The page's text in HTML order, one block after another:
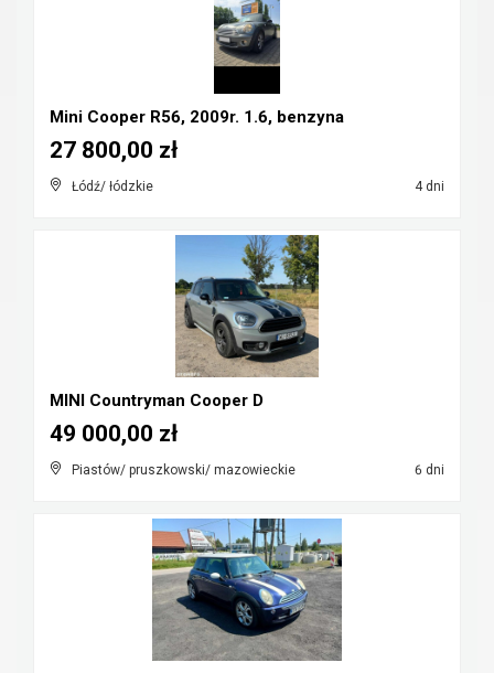
Mini Cooper R56, 2009r. 1.6, benzyna
Łódź/ łódzkie 4 dni
27 800,00 zł
MINI Countryman Cooper D
Piastów/ pruszkowski/ mazowieckie 6 dni
49 000,00 zł